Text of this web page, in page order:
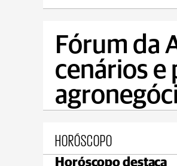
Fórum da
cenários e
HORÓSCOPO
Horóscopo destaca